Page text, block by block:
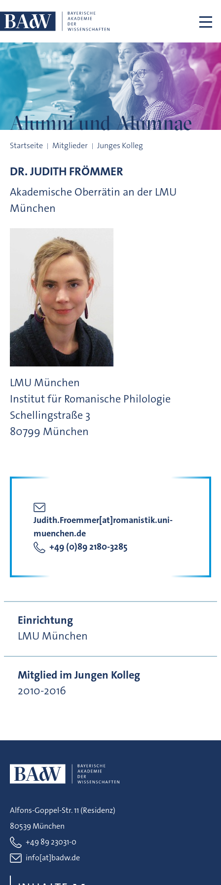
Alumni und Alumnae
Startseite Mitglieder Junges Kolleg
DR.JUDITH FRÖMMER
Akademische Oberrätin an der LMU
München
LMU München
Institut für Romanische Philologie
Schellingstraße 3
80799 München
Judith.Froemmer[at]romanistik.uni-
muenchen.de
+49 (0)89 2180-3285
Einrichtung
LMU München
Mitglied im Jungen Kolleg
2010-2016
Alfons-Goppel-Str. 11 (Residenz)
80539 München
+49 89 23031-0
info[at]badw.de